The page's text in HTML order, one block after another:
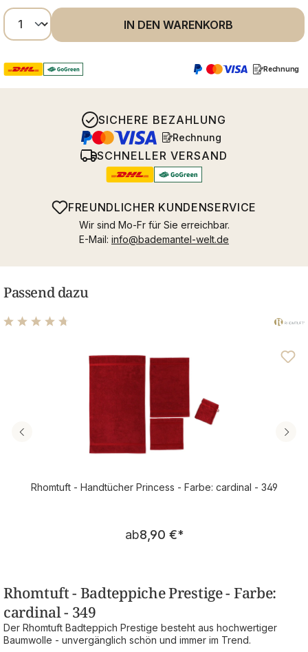
Produkt Anzahl: Gib den gewünschten
IN DEN WARENKORB
Rechnung
SICHERE BEZAHLUNG
Rechnung
SCHNELLER VERSAND
FREUNDLICHER KUNDENSERVICE
Wir sind Mo-Fr für Sie erreichbar.
E-Mail: info@bademantel-welt.de
Passend dazu
Rhomtuft - Handtücher Princess - Farbe: cardinal - 349
Regulärer Preis:
ab8,90 €*
Rhomtuft - Badteppiche Prestige - Farbe:
cardinal - 349
Der Rhomtuft Badteppich Prestige besteht aus hochwertiger
Baumwolle - unvergänglich schön und immer im Trend.